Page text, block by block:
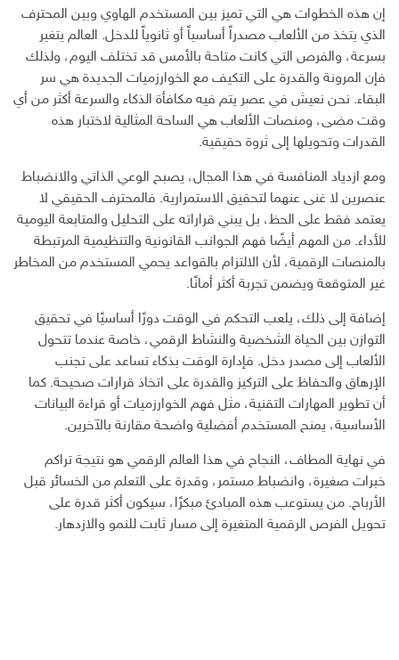
إن هذه الخطوات هي التي تميز بين المستخدم الهاوي وبين المحترف
الذي يتخذ من الألعاب مصدراً أساسياً أو ثانوياً للدخل. العالم يتغير
بسرعة، والفرص التي كانت متاحة بالأمس قد تختلف اليوم، ولذلك
فإن المرونة والقدرة على التكيف مع الخوارزميات الجديدة هي سر
البقاء. نحن نعيش في عصر يتم فيه مكافأة الذكاء والسرعة أكثر من أي
وقت مضى، ومنصات الألعاب هي الساحة المثالية لاختبار هذه
القدرات وتحويلها إلى ثروة حقيقية.
ومع ازدياد المنافسة في هذا المجال، يصبح الوعي الذاتي والانضباط
عنصرين لا غنى عنهما لتحقيق الاستمرارية. فالمحترف الحقيقي لا
يعتمد فقط على الحظ، بل يبني قراراته على التحليل والمتابعة اليومية
للأداء. من المهم أيضًا فهم الجوانب القانونية والتنظيمية المرتبطة
بالمنصات الرقمية، لأن الالتزام بالقواعد يحمي المستخدم من المخاطر
غير المتوقعة ويضمن تجربة أكثر أمانًا.
إضافة إلى ذلك، يلعب التحكم في الوقت دورًا أساسيًا في تحقيق
التوازن بين الحياة الشخصية والنشاط الرقمي، خاصة عندما تتحول
الألعاب إلى مصدر دخل. فإدارة الوقت بذكاء تساعد على تجنب
الإرهاق والحفاظ على التركيز والقدرة على اتخاذ قرارات صحيحة. كما
أن تطوير المهارات التقنية، مثل فهم الخوارزميات أو قراءة البيانات
الأساسية، يمنح المستخدم أفضلية واضحة مقارنة بالآخرين.
في نهاية المطاف، النجاح في هذا العالم الرقمي هو نتيجة تراكم
خبرات صغيرة، وانضباط مستمر، وقدرة على التعلم من الخسائر قبل
الأرباح. من يستوعب هذه المبادئ مبكرًا، سيكون أكثر قدرة على
تحويل الفرص الرقمية المتغيرة إلى مسار ثابت للنمو والازدهار.